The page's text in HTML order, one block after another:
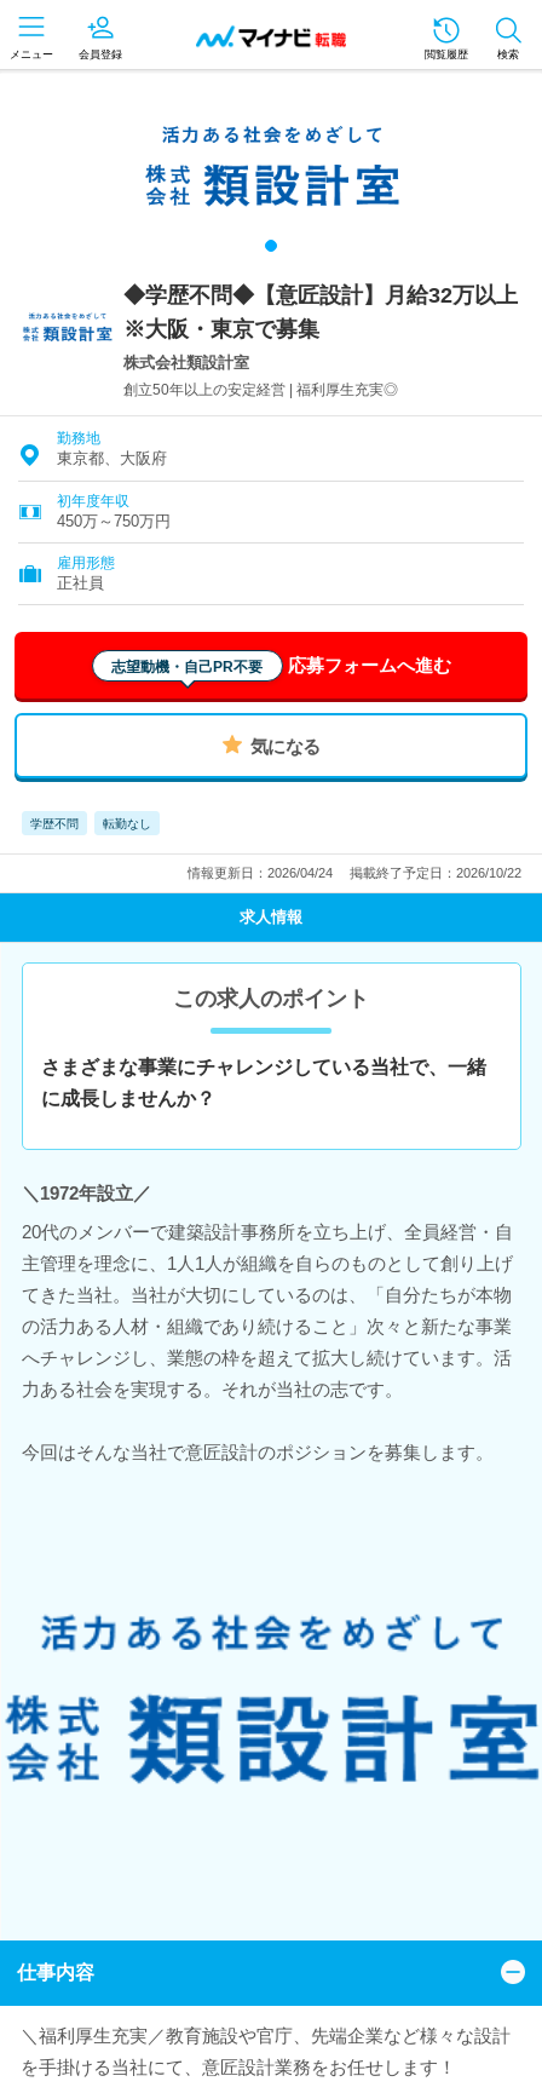
メニュー 会員登録 閲覧履歴 検索
◆学歴不問◆【意匠設計】月給32万以上
※大阪・東京で募集
株式会社類設計室
創立50年以上の安定経営 | 福利厚生充実◎
勤務地
東京都、大阪府
初年度年収
450万～750万円
雇用形態
正社員
志望動機・自己PR不要 応募フォームへ進む
気になる
学歴不問 転勤なし
情報更新日：2026/04/24 掲載終了予定日：2026/10/22
求人情報
この求人のポイント
さまざまな事業にチャレンジしている当社で、一緒
に成長しませんか？
＼1972年設立／
20代のメンバーで建築設計事務所を立ち上げ、全員経営・自
主管理を理念に、1人1人が組織を自らのものとして創り上げ
てきた当社。当社が大切にしているのは、「自分たちが本物
の活力ある人材・組織であり続けること」次々と新たな事業
へチャレンジし、業態の枠を超えて拡大し続けています。活
力ある社会を実現する。それが当社の志です。
今回はそんな当社で意匠設計のポジションを募集します。
仕事内容
＼福利厚生充実／教育施設や官庁、先端企業など様々な設計
を手掛ける当社にて、意匠設計業務をお任せします！